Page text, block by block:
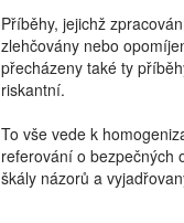
Příběhy, jejichž
zlehčovány nebo
přecházeny také ty
riskantní.
To vše vede k
referování o bezpečných
škály názorů a